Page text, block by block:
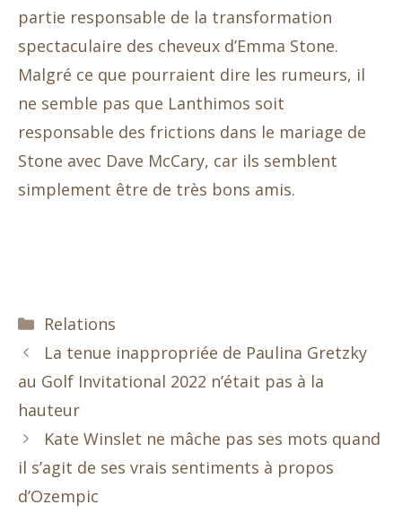
partie responsable de la transformation
spectaculaire des cheveux d’Emma Stone.
Malgré ce que pourraient dire les rumeurs, il
ne semble pas que Lanthimos soit
responsable des frictions dans le mariage de
Stone avec Dave McCary, car ils semblent
simplement être de très bons amis.
Catégories
Relations
La tenue inappropriée de Paulina Gretzky
au Golf Invitational 2022 n’était pas à la
hauteur
Kate Winslet ne mâche pas ses mots quand
il s’agit de ses vrais sentiments à propos
d’Ozempic